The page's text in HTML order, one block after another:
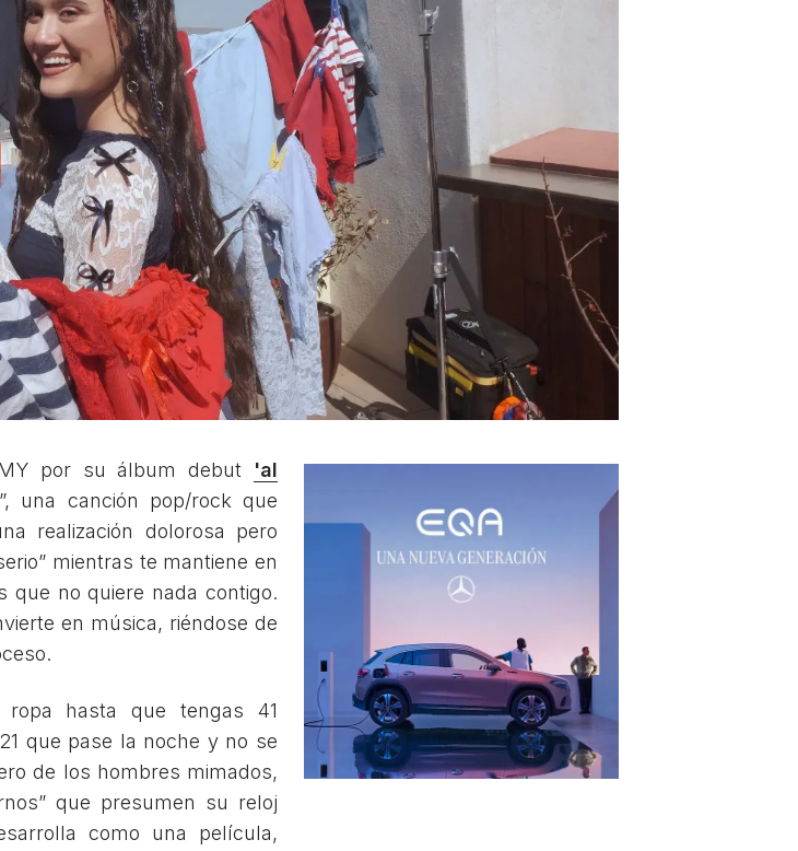
por su álbum debut 'al
una canción pop/rock que
realización dolorosa pero
mientras te mantiene en
que no quiere nada contigo.
en música, riéndose de
hasta que tengas 41
que pase la noche y no se
de los hombres mimados,
que presumen su reloj
como una película,